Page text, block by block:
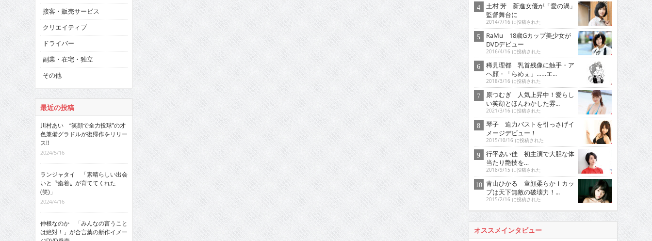
接客・販売サービス
クリエイティブ
ドライバー
副業・在宅・独立
その他
最近の投稿
川村あい “笑顔で全力投球”の才
色兼備グラドルが復帰作をリリー
ス!!
2024/5/16
ランジャタイ 「素晴らしい出会
いと〝癒着〟が育ててくれた
(笑)」
2024/4/16
仲根なのか 「みんなの言うこと
は絶対！」が合言葉の新作イメー
土村 芳 新進女優が「愛の渦」
監督舞台に
2014/7/16 に投稿された
RaMu 18歳Gカップ美少女が
DVDデビュー
2016/4/16 に投稿された
稀見理都 乳首残像に触手・ア
ヘ顔・「らめぇ」……エ...
2018/3/16 に投稿された
原つむぎ 人気上昇中！愛らし
い笑顔とほんわかした雰...
2021/3/16 に投稿された
琴子 迫力バストを引っさげイ
メージデビュー！
2015/10/16 に投稿された
行平あい佳 初主演で大胆な体
当たり艶技を…
2018/9/15 に投稿された
青山ひかる 童顔柔らかＩカッ
プは天下無敵の破壊力！...
2015/2/16 に投稿された
オススメインタビュー